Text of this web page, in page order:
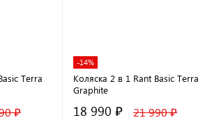
Terra
₽
-14%
Коляска 2 в 1 Rant Basic Terra
Graphite
18 990 ₽ 21 990 ₽